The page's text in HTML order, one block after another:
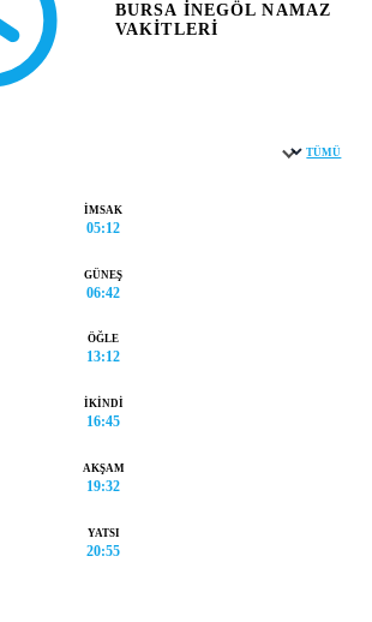
BURSA İNEGÖL NAMAZ
VAKITLERI
TÜMÜ
İMSAK
05:12
GÜNEŞ
06:42
ÖĞLE
13:12
İKINDI
16:45
AKŞAM
19:32
YATSI
20:55